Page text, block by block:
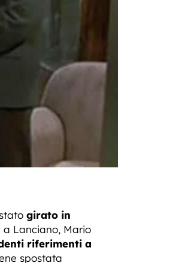
girato in
a Lanciano, Mario
riferimenti a
spostata